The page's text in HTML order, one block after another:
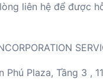
liên hệ để được
Phú Plaza, Tầng 3 ,